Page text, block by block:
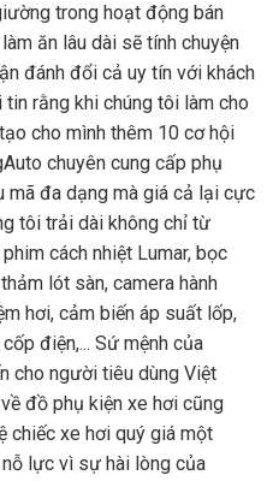
trong hoạt động bán
ăn lâu dài sẽ tính chuyện
đánh đổi cả uy tín với khách
tin rằng khi chúng tôi làm cho
cho mình thêm 10 cơ hội
chuyên cung cấp phụ
mã đa dạng mà giá cả lại cực
tôi trải dài không chỉ từ
cách nhiệt Lumar, bọc
lót sàn, camera hành
hơi, cảm biến áp suất lốp,
điện,... Sứ mệnh của
cho người tiêu dùng Việt
đồ phụ kiện xe hơi cũng
chiếc xe hơi quý giá một
lực vì sự hài lòng của